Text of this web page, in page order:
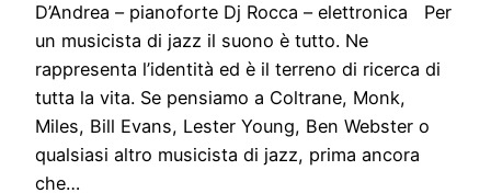
D’Andrea – pianoforte Dj Rocca – elettronica Per
un musicista di jazz il suono è tutto. Ne
rappresenta l’identità ed è il terreno di ricerca di
tutta la vita. Se pensiamo a Coltrane, Monk,
Miles, Bill Evans, Lester Young, Ben Webster o
qualsiasi altro musicista di jazz, prima ancora
che…